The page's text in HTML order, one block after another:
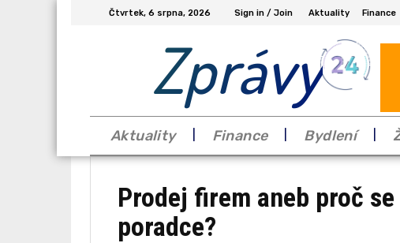
Čtvrtek, 6 srpna, 2026 Sign in / Join Aktuality Finance
Zprávy
Aktuality Finance Bydlení
Prodej firem aneb proč
poradce?